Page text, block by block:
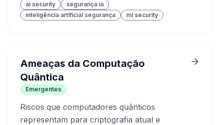
ai security
segurança ia
inteligência artificial segurança
ml security
Ameaças da Computação
Quântica
Emergentes
Riscos que computadores quânticos
representam para criptografia atual e